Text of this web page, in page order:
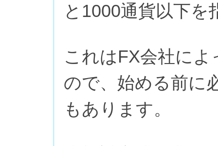
と1000通貨以下
これはFX会社に
ので、始める前に
もあります。